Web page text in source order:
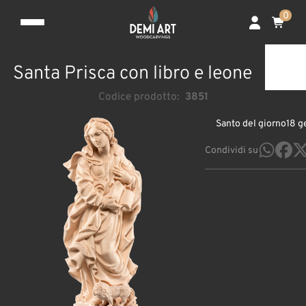
0
Santa Prisca con libro e leone
Codice prodotto: 3851
Santo del giorno18
Condividi su